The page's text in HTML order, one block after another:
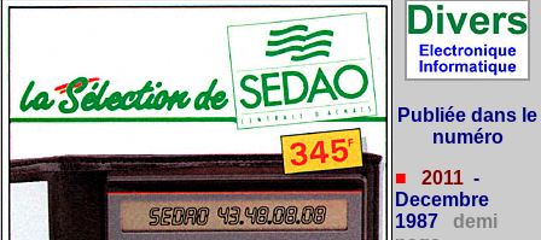
Publiée dans le
numéro
■
2011 -
Decembre
1987
demi